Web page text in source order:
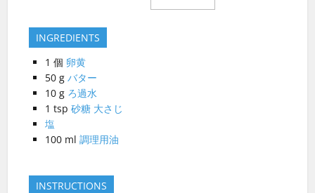
INGREDIENTS
1 個 卵黄
50 g バター
10 g ろ過水
1 tsp 砂糖 大さじ
塩
100 ml 調理用油
INSTRUCTIONS